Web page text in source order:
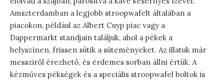
Amszterdamban a legjobb stroopwafelt általában a
piacokon, például az Albert Cuyp piac vagy a
Dappermarkt standjain találjuk, ahol a pékek a
helyszínen, frissen sütik a süteményeket. Az illatuk már
messziről érezhető, és érdemes sorban állni értük. A
kézműves pékségek és a speciális stroopwafel boltok is